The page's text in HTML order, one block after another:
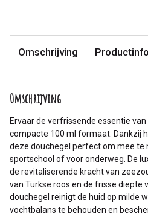
Omschrijving
Omschrijving
Ervaar de verfrissende essentie
compacte 100 ml formaat. Dankzij
deze douchegel perfect om mee te
sportschool of voor onderweg. De
de revitaliserende kracht van
van Turkse roos en de frisse diepte
douchegel reinigt de huid op milde
vochtbalans te behouden en